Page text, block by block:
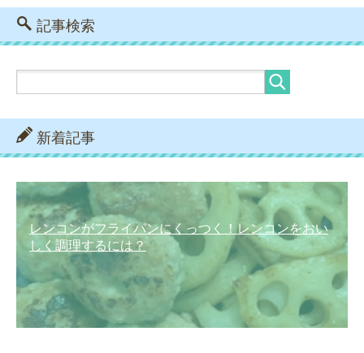
記事検索
新着記事
レンコンがフライパンにくっつく！レンコンをおい
しく調理するには？